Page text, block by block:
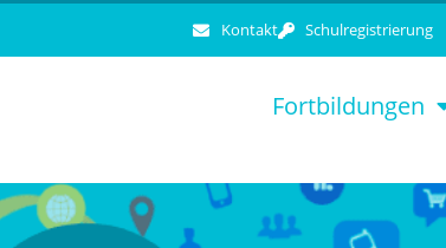
Kontakt Schulregistrierung
Fortbildungen